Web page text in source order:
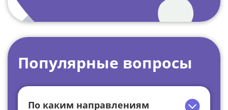
Популярные вопросы
По каким направлениям